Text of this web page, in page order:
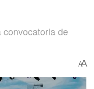
de
AA